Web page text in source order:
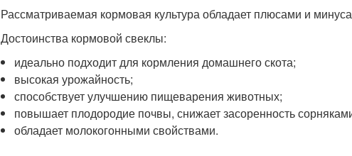
Рассматриваемая кормовая культура обладает плюсами и
Достоинства кормовой свеклы:
идеально подходит для кормления домашнего скота;
высокая урожайность;
способствует улучшению пищеварения животных;
повышает плодородие почвы, снижает засоренность
обладает молокогонными свойствами.